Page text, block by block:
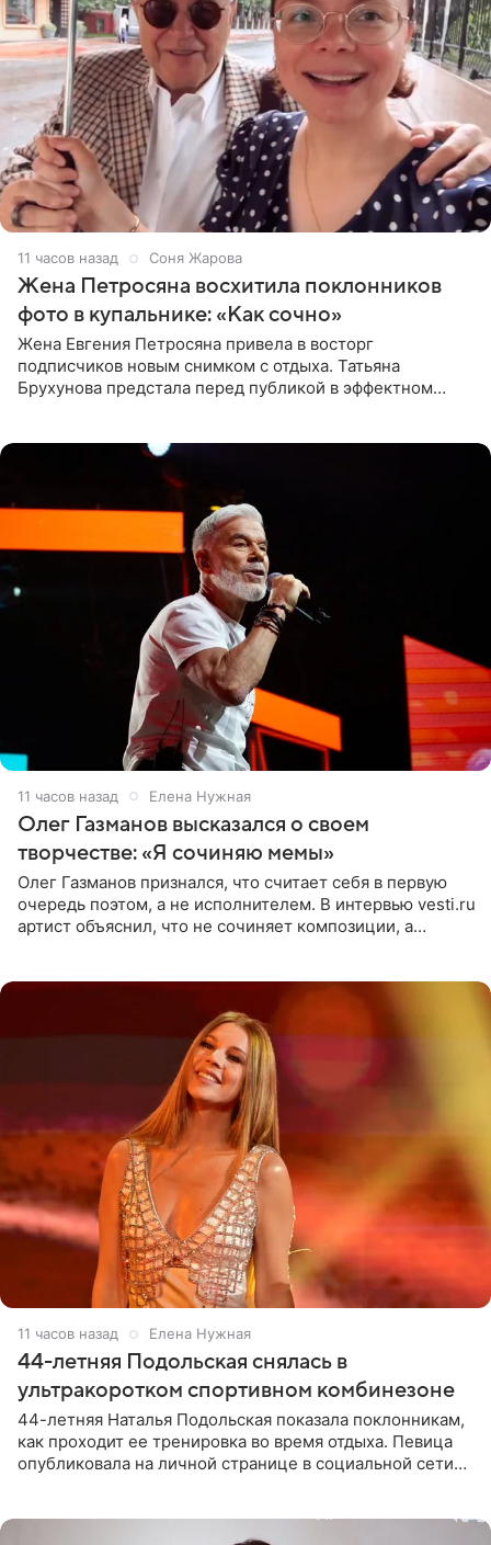
11 часов назад Соня Жарова
Жена Петросяна восхитила поклонников
фото в купальнике: «Как сочно»
Жена Евгения Петросяна привела в восторг
подписчиков новым снимком с отдыха. Татьяна
Брухунова предстала перед публикой в эффектном
11 часов назад Елена Нужная
Олег Газманов высказался о своем
творчестве: «Я сочиняю мемы»
Олег Газманов признался, что считает себя в первую
очередь поэтом, а не исполнителем. В интервью vesti.ru
артист объяснил, что не сочиняет композиции, а
11 часов назад Елена Нужная
44-летняя Подольская снялась в
ультракоротком спортивном комбинезоне
44-летняя Наталья Подольская показала поклонникам,
как проходит ее тренировка во время отдыха. Певица
опубликовала на личной странице в социальной сети